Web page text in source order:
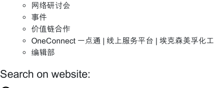
网络研讨会
事件
价值链合作
OneConnect 一点通 | 线上服务平台 | 埃克森美孚化工
编辑部
Search on website: